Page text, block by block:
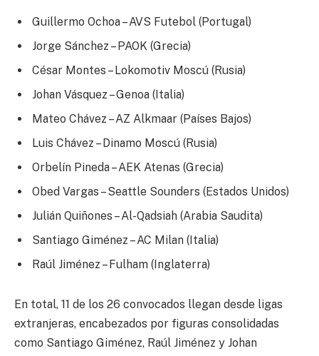
Guillermo Ochoa – AVS Futebol (Portugal)
Jorge Sánchez – PAOK (Grecia)
César Montes – Lokomotiv Moscú (Rusia)
Johan Vásquez – Genoa (Italia)
Mateo Chávez – AZ Alkmaar (Países Bajos)
Luis Chávez – Dinamo Moscú (Rusia)
Orbelín Pineda – AEK Atenas (Grecia)
Obed Vargas – Seattle Sounders (Estados Unidos)
Julián Quiñones – Al-Qadsiah (Arabia Saudita)
Santiago Giménez – AC Milan (Italia)
Raúl Jiménez – Fulham (Inglaterra)
En total, 11 de los 26 convocados llegan desde ligas
extranjeras, encabezados por figuras consolidadas
como Santiago Giménez, Raúl Jiménez y Johan